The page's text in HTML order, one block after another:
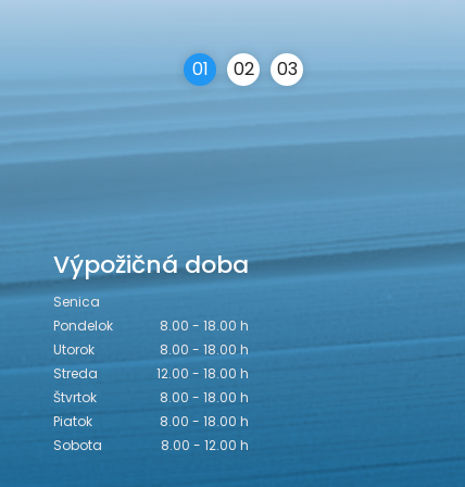
01 02 03
Výpožičná doba
Senica
Pondelok
8.00 - 18.00 h
Utorok
8.00 - 18.00 h
Streda
12.00 - 18.00 h
Štvrtok
8.00 - 18.00 h
Piatok
8.00 - 18.00 h
Sobota
8.00 - 12.00 h